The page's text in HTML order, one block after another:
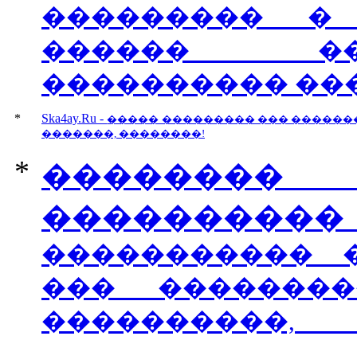
��������� �
������
����������
* Ska4ay.Ru -����� ��������� ���
�������, ��������!
*
����������
�����������
���